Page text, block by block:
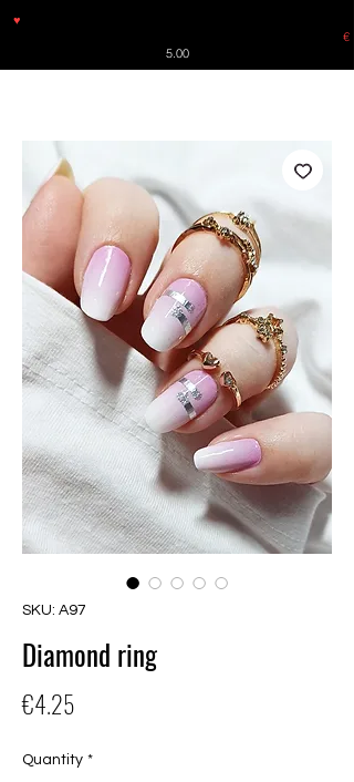
♥
€
5.00
SKU: A97
Diamond ring
€4.25
Quantity *